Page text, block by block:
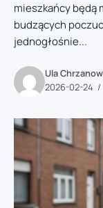
mieszkańcy będą
budzących
jednogłośnie...
Ula
2026-02-24